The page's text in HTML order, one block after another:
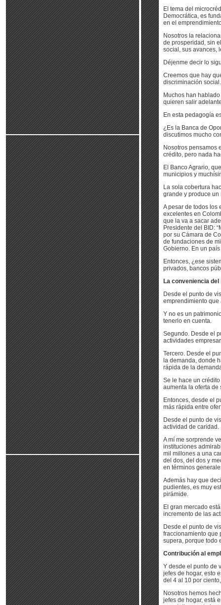
El tema del
Democrática, es
en el
Nosotros la
de prosperidad, sin
social, sus avances,
Déjenme decir lo
Creemos que hay
discriminación social.
Muchos han
quieren salir
En esta pedagogía
¿Es la Banca de
discutimos mucho
Nosotros pensamos
crédito, pero nada
El Banco Agrario,
municipios y
La sola cobertura
grande y produce
A pesar de todos los
excelentes en
que la va a sacar
Presidente del BID:
por su Cámara de
de fundaciones de
Gobierno. En un
Entonces, ¿ese
privados, bancos
La conveniencia
Desde el punto de
emprendimiento
Y no es un
tenerlo en cuenta.
Segundo. Desde el
actividades
Tercero. Desde el
la demanda, donde
rápida de la
Se le hace un
aumenta la oferta de
Entonces, desde el
más rápida entre
Desde el punto de
actividad de caridad.
A mí me sorprende
instituciones
mil millones a una
del dos, del dos y
en términos
Además hay que
pudientes, es muy
pirámide.
El gran mercado
incremento de las
Desde el punto de
fraccionamiento que
supera, porque todo
Contribución al
Y desde el punto de
jefes de hogar, esto
del 4 al 10 por
Nosotros hemos
jefes de hogar, está